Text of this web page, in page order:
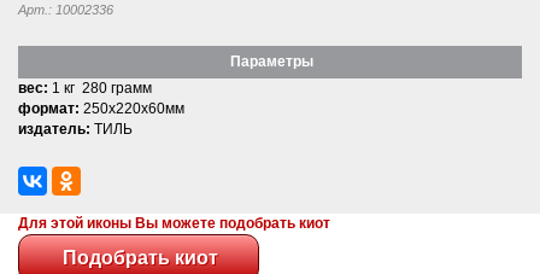
Арт.: 10002336
Параметры
вес: 1 кг 280 грамм
формат: 250x220x60мм
издатель: ТИЛЬ
Для этой иконы Вы можете подобрать киот